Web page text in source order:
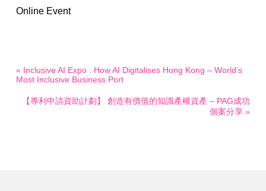
Online Event
« Inclusive AI Expo : How AI Digitalises Hong Kong – World’s
Most Inclusive Business Port
【專利申請資助計劃】 創造有價值的知識產權資產 – PAG成功
個案分享 »